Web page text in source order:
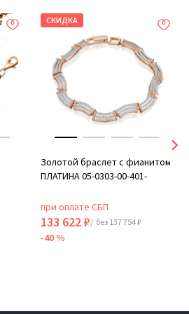
СКИДКА
Золотой браслет с фианитом
ПЛАТИНА 05-0303-00-401-
при оплате СБП
133 622 ₽/ без 137 754 ₽
-40 %